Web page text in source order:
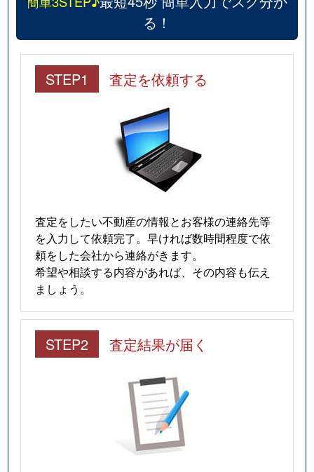
る！
STEP1 査定を依頼する
査定をしたい不動産の情報とお客様の連絡先等
を入力して依頼完了。早ければ数時間程度で依
頼をした会社から連絡がきます。
希望や相談する内容があれば、その内容も伝え
ましょう。
STEP2 査定結果が届く